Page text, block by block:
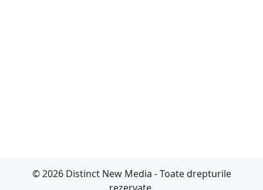
© 2026 Distinct New Media - Toate drepturile